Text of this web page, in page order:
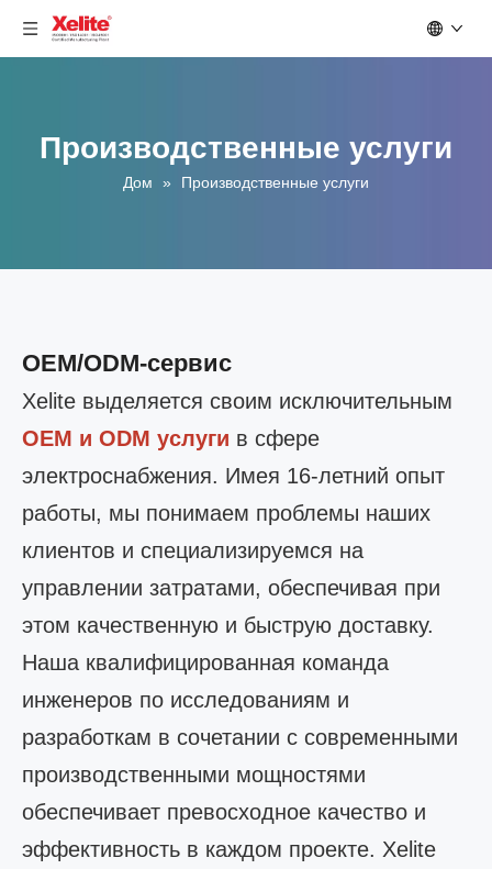
Производственные услуги
Дом » Производственные услуги
OEM/ODM-сервис
Xelite выделяется своим исключительным
OEM и ODM услуги в сфере
электроснабжения. Имея 16-летний опыт
работы, мы понимаем проблемы наших
клиентов и специализируемся на
управлении затратами, обеспечивая при
этом качественную и быструю доставку.
Наша квалифицированная команда
инженеров по исследованиям и
разработкам в сочетании с современными
производственными мощностями
обеспечивает превосходное качество и
эффективность в каждом проекте. Xelite